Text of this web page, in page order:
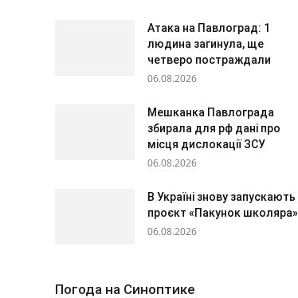
Атака на Павлоград: 1
людина загинула, ще
четверо постраждали
06.08.2026
Мешканка Павлограда
збирала для рф дані про
місця дислокації ЗСУ
06.08.2026
В Україні знову запускають
проєкт «Пакунок школяра»
06.08.2026
Погода на Синоптике